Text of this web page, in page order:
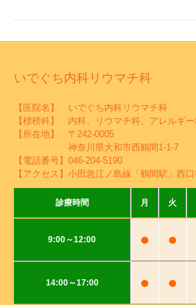
いでぐち内科リウマチ科
【医院名】 いでぐち内科リウマチ科
【標榜科】 内科、リウマチ科、アレルギ
【所在地】 〒242-0005
神奈川県大和市西鶴間1-1-7
【電話番号】 046-204-5190
【アクセス】小田急江ノ島線「鶴間駅」西
診療時間 月 火
9:00～12:00 ● ●
14:00～17:00 ● ●